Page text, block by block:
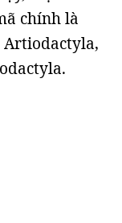
chính là
Artiodactyla,